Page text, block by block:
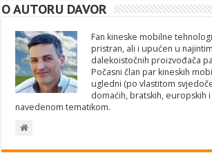
O AUTORU DAVOR
Fan kineske mobilne
pristran, ali i upućen u
dalekoistočnih proizvođača
Počasni član par kineskih
ugledni (po vlastitom
domaćih, bratskih, europskih
navedenom tematikom.